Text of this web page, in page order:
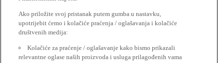
Ako priložite svoj pristanak putem gumba u nastavku,
upotrijebit ćemo i kolačiće praćenja / oglašavanja i kolačiće
društvenih medija:
Kolačiće za praćenje / oglašavanje kako bismo prikazali
relevantne oglase naših proizvoda i usluga prilagođenih vama